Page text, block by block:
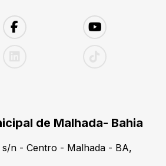
de Malhada- Bahia
n - Centro - Malhada - BA,